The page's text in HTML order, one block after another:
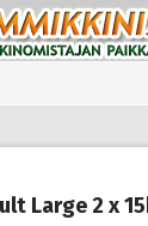
Large 2 x